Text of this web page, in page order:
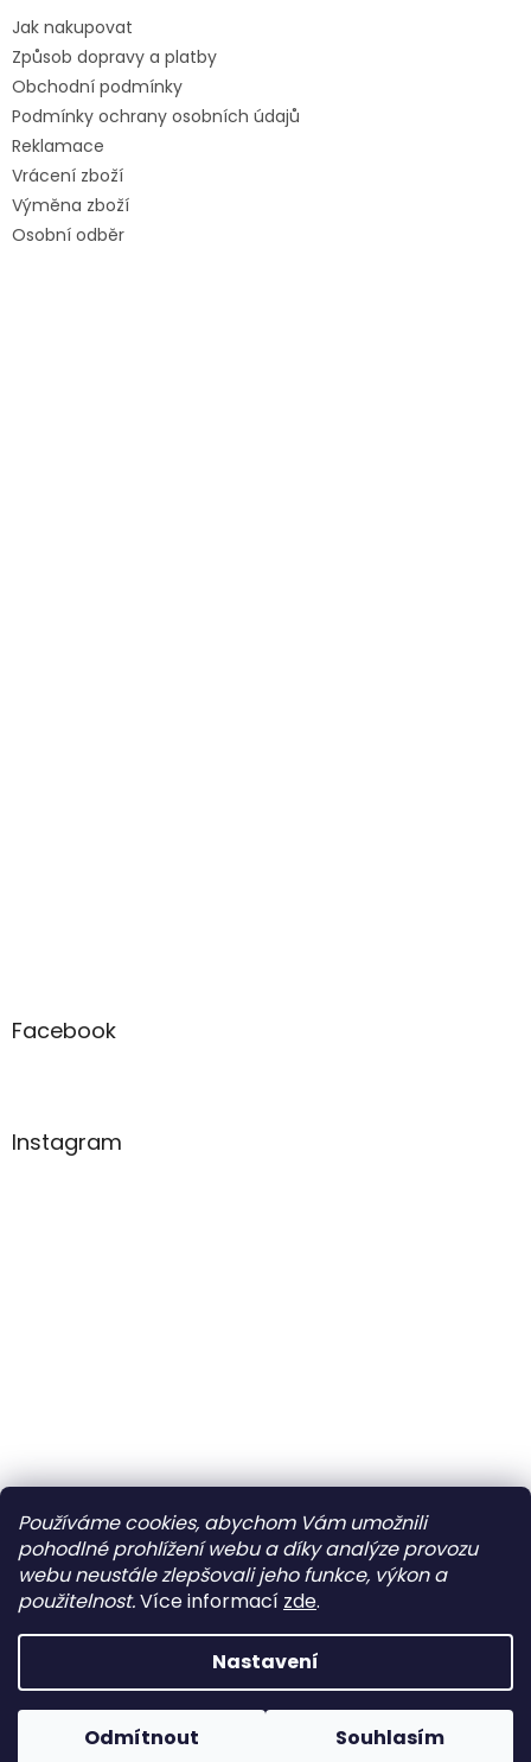
Používáme cookies, abychom Vám umožnili
pohodlné prohlížení webu a díky analýze provozu
webu neustále zlepšovali jeho funkce, výkon a
použitelnost.Více informací zde.
Nastavení
Odmítnout Souhlasím
Jak nakupovat
Způsob dopravy a platby
Obchodní podmínky
Podmínky ochrany osobních údajů
Reklamace
Vrácení zboží
Výměna zboží
Osobní odběr
Facebook
Instagram
Sledovat na Instagramu
Copyright 2026Beny Shoes. Všechna práva vyhrazena.
Po
Zavřeno
Út
10:00–12:00 • 14:00–18:00
St
10:00–12:00 • 14:00–18:00
10:00–12:00 • 14:00–18:00